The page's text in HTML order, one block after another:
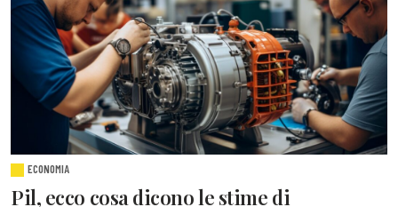
ECONOMIA
Pil, ecco cosa dicono le stime di